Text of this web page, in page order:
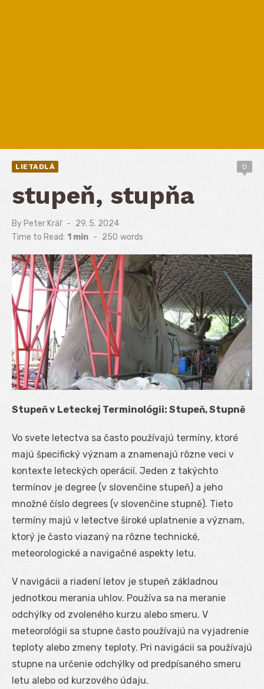
LIETADLÁ 0
stupeň, stupňa
By Peter Kráľ
Posted
on
29. 5. 2024
Time to Read: 1 min - 250 words
Stupeň v Leteckej Terminológii: Stupeň, Stupně
Vo svete letectva sa často používajú termíny, ktoré
majú špecifický význam a znamenajú rôzne veci v
kontexte leteckých operácií. Jeden z takýchto
termínov je degree (v slovenčine stupeň) a jeho
množné číslo degrees (v slovenčine stupně). Tieto
termíny majú v letectve široké uplatnenie a význam,
ktorý je často viazaný na rôzne technické,
meteorologické a navigačné aspekty letu.
V navigácii a riadení letov je stupeň základnou
jednotkou merania uhlov. Používa sa na meranie
odchýlky od zvoleného kurzu alebo smeru. V
meteorológii sa stupne často používajú na vyjadrenie
teploty alebo zmeny teploty. Pri navigácii sa používajú
stupne na určenie odchýlky od predpísaného smeru
letu alebo od kurzového údaju.